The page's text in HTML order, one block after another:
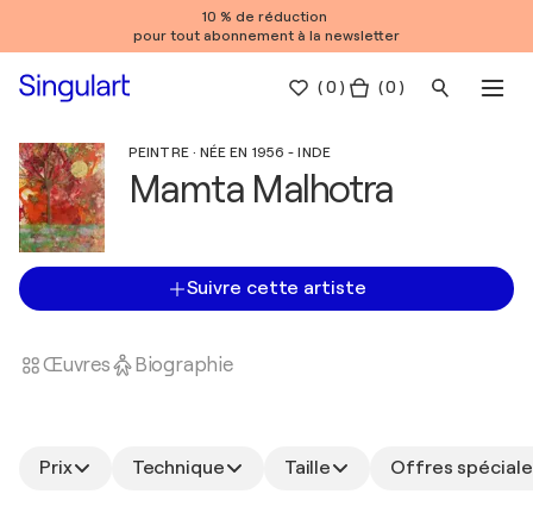
10 % de réduction
pour tout abonnement à la newsletter
(0 ) ( 0 )
PEINTRE · NÉE EN 1956 - INDE
Mamta Malhotra
Suivre cette artiste
Œuvres Biographie
Prix Technique Taille Offres